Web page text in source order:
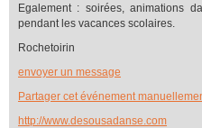
Egalement : soirées, animations
pendant les vacances scolaires.
Rochetoirin
envoyer un message
Partager cet événement
http://www.desousadanse.com